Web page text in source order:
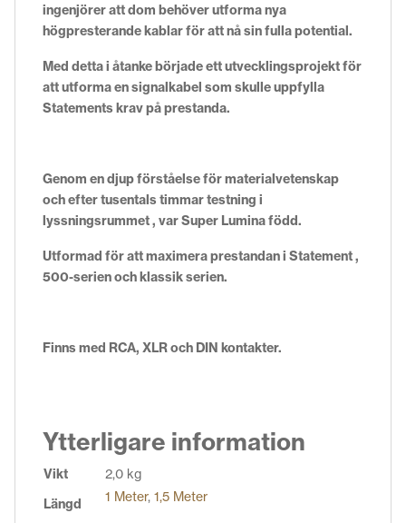
ingenjörer att dom behöver utforma nya
högpresterande kablar för att nå sin fulla potential.
Med detta i åtanke började ett utvecklingsprojekt för
att utforma en signalkabel som skulle uppfylla
Statements krav på prestanda.
Genom en djup förståelse för materialvetenskap
och efter tusentals timmar testning i
lyssningsrummet , var Super Lumina född.
Utformad för att maximera prestandan i Statement ,
500-serien och klassik serien.
Finns med RCA, XLR och DIN kontakter.
Ytterligare information
Vikt
2,0 kg
Längd
1 Meter, 1,5 Meter